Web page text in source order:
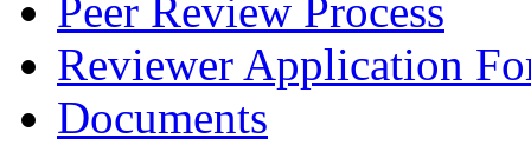
Peer Review Process
Reviewer Application
Documents